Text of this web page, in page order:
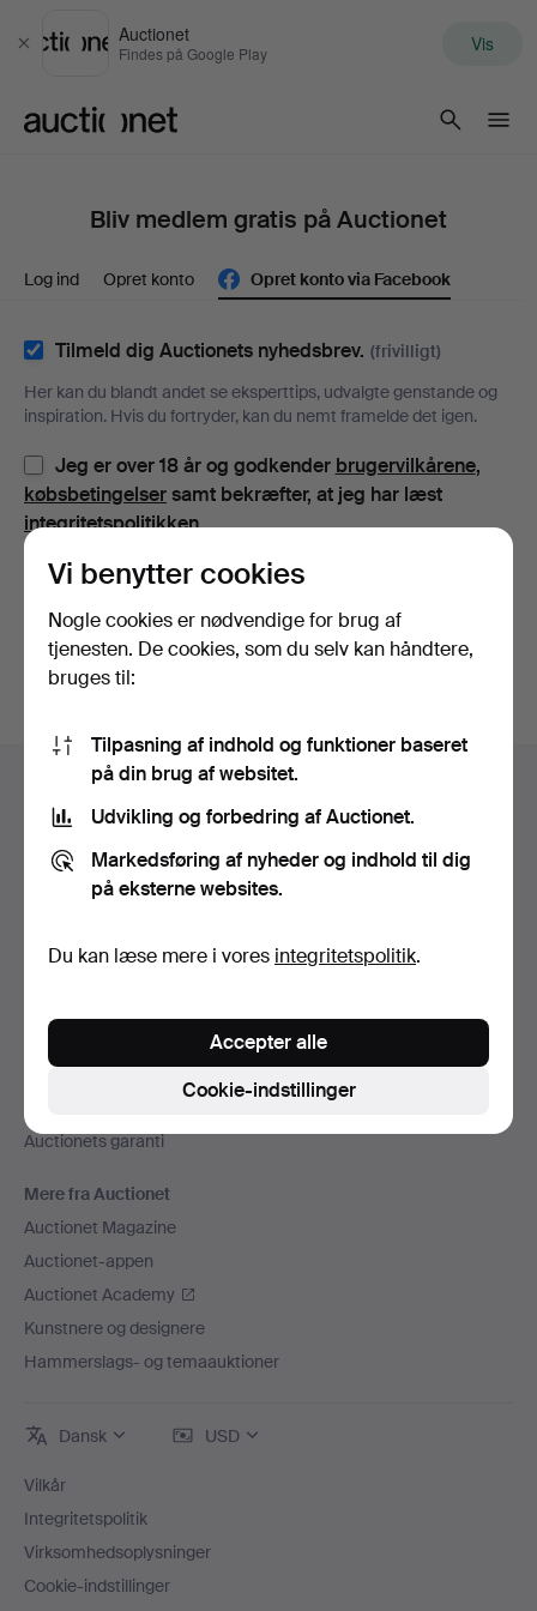
Luk
Auctionet
Findes på Google Play Vis
Bliv medlem gratis på Auctionet
Log ind Opret konto Opret konto via Facebook
Tilmeld dig Auctionets nyhedsbrev. (frivilligt)
Her kan du blandt andet se eksperttips, udvalgte genstande og
inspiration. Hvis du fortryder, kan du nemt framelde det igen.
Jeg er over 18 år og godkender brugervilkårene,
købsbetingelsersamt bekræfter, at jeg har læst
integritetspolitikken.
Du skal godkende vilkårene for at gå videre.
Sidefodsnavigation
Hjælp og kontaktoplysninger
Kontakt supporten
Alle auktionshuse
Betalingsmuligheder
Sociale medier
Ledige stillinger
Auctionets garanti
Mere fra Auctionet
Auctionet Magazine
Auctionet-appen
Auctionet Academy
Kunstnere og designere
Hammerslags- og temaauktioner
Dansk USD
Vilkår
Integritetspolitik
Virksomhedsoplysninger
Cookie-indstillinger
Vi benytter cookies
Nogle cookies er nødvendige for brug af
tjenesten. De cookies, som du selv kan håndtere,
bruges til:
Tilpasning af indhold og funktioner baseret
på din brug af websitet.
Udvikling og forbedring af Auctionet.
Markedsføring af nyheder og indhold til dig
på eksterne websites.
Du kan læse mere i vores integritetspolitik.
Cookie-indstillinger
Accepter alle